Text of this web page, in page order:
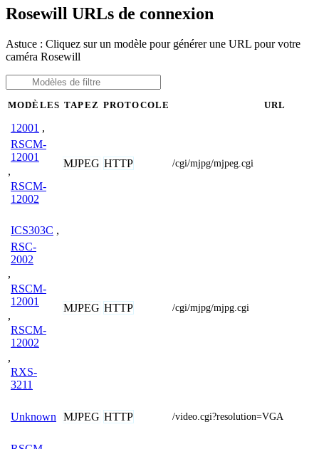
Rosewill URLs de connexion
Astuce : Cliquez sur un modèle pour générer une URL pour votre
caméra Rosewill
MODÈLES TAPEZ PROTOCOLE URL
12001 ,
RSCM-
12001
,
RSCM-
12002
MJPEG HTTP /cgi/mjpg/mjpeg.cgi
ICS303C ,
RSC-
2002
,
RSCM-
12001
,
RSCM-
12002
,
RXS-
3211
MJPEG HTTP /cgi/mjpg/mjpg.cgi
Unknown MJPEG HTTP /video.cgi?resolution=VGA